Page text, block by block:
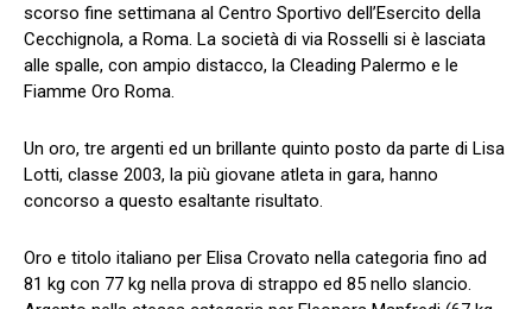
scorso fine settimana al Centro Sportivo dell’Esercito della
Cecchignola, a Roma. La società di via Rosselli si è lasciata
alle spalle, con ampio distacco, la Cleading Palermo e le
Fiamme Oro Roma.
Un oro, tre argenti ed un brillante quinto posto da parte di Lisa
Lotti, classe 2003, la più giovane atleta in gara, hanno
concorso a questo esaltante risultato.
Oro e titolo italiano per Elisa Crovato nella categoria fino ad
81 kg con 77 kg nella prova di strappo ed 85 nello slancio.